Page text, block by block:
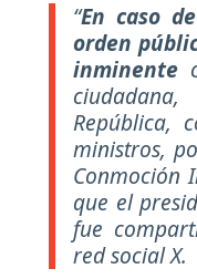
“En caso
orden
inminente
República,
ministros,
Conmoción
que el
fue
red social X.